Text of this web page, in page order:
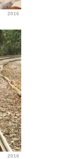
2016
2016